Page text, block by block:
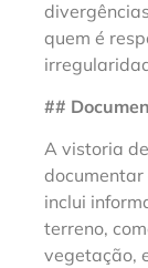
quem é
##
A vistoria
documentar
inclui
terreno,
vegetação,